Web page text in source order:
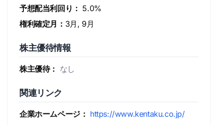
予想配当利回り： 5.0%
権利確定月： 3月, 9月
株主優待情報
株主優待： なし
関連リンク
企業ホームページ： https://www.kentaku.co.jp/